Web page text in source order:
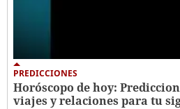
PREDICCIONES
Horóscopo de hoy:
viajes y relaciones para tu